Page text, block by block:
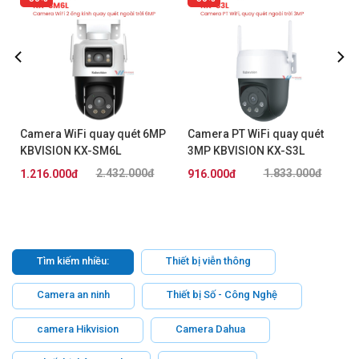
Camera WiFi quay quét 6MP
KBVISION KX-SM6L
2.432.000đ
1.216.000đ
Camera PT WiFi quay quét
3MP KBVISION KX-S3L
1.833.000đ
916.000đ
Tìm kiếm nhiều: Thiết bị viễn thông
Camera an ninh Thiết bị Số - Công Nghệ
camera Hikvision Camera Dahua